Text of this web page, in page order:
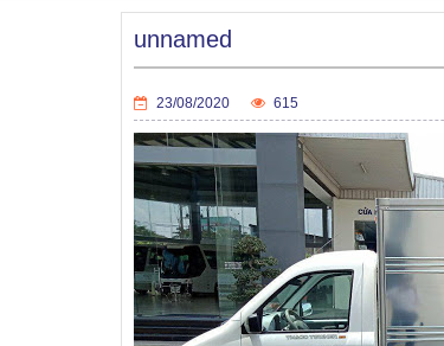
MAZDA CX-5 2018
unnamed
23/08/2020 615